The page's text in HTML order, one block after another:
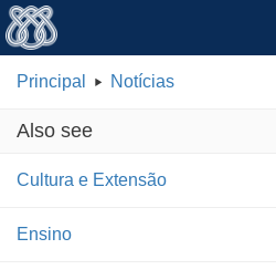
Principal Notícias
Also see
Cultura e Extensão
Ensino